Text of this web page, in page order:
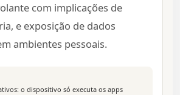
com implicações de
e exposição de dados
ambientes pessoais.
o dispositivo só executa os apps